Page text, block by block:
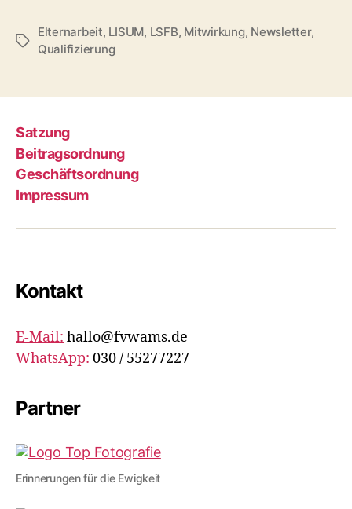
Schlagwörter
Elternarbeit, LISUM, LSFB, Mitwirkung, Newsletter,
Qualifizierung
Satzung
Beitragsordnung
Geschäftsordnung
Impressum
Kontakt
E-Mail: hallo@fvwams.de
WhatsApp: 030 / 55277227
Partner
Erinnerungen für die Ewigkeit